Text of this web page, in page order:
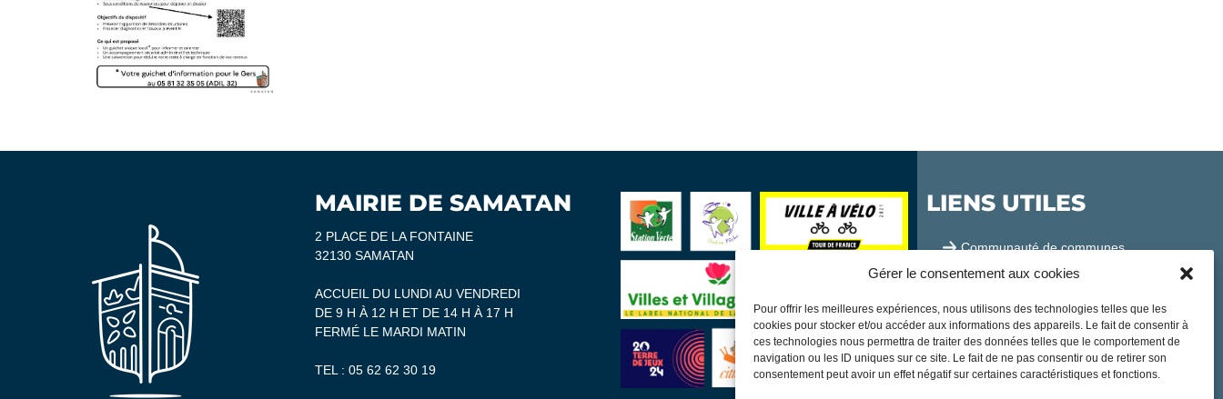
Gérer le consentement aux cookies
Pour offrir les meilleures expériences, nous utilisons des technologies telles que les
cookies pour stocker et/ou accéder aux informations des appareils. Le fait de consentir à
ces technologies nous permettra de traiter des données telles que le comportement de
navigation ou les ID uniques sur ce site. Le fait de ne pas consentir ou de retirer son
consentement peut avoir un effet négatif sur certaines caractéristiques et fonctions.
MAIRIE DE SAMATAN
2 PLACE DE LA FONTAINE
32130 SAMATAN
ACCUEIL DU LUNDI AU VENDREDI
DE 9 H À 12 H ET DE 14 H À 17 H
FERMÉ LE MARDI MATIN
TEL : 05 62 62 30 19
LIENS UTILES
Communauté de communes
Office de tourisme
Sortir à Samatan
Publications et communication